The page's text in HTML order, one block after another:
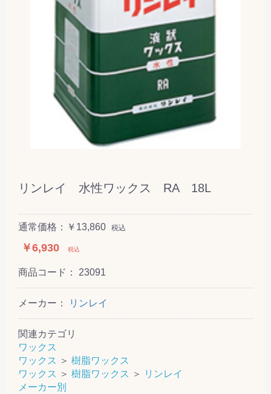
リンレイ 水性ワックス RA 18L
通常価格：￥13,860 税込
￥6,930 税込
商品コード： 23091
メーカー： リンレイ
関連カテゴリ
ワックス
ワックス ＞ 樹脂ワックス
ワックス ＞ 樹脂ワックス ＞
リンレイ
メーカー別